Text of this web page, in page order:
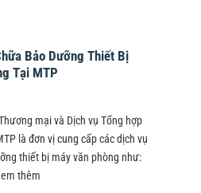
Bảo Dưỡng Thiết Bị
Tại MTP
mại và Dịch vụ Tổng hợp
là đơn vị cung cấp các dịch vụ
thiết bị máy văn phòng như:
thêm